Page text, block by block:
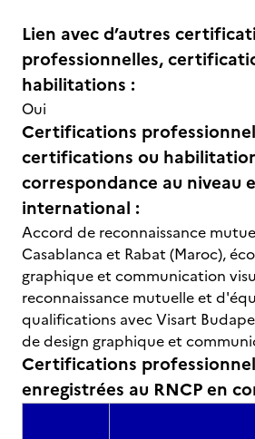
Lien avec d’autres
professionnelles,
habilitations :
Oui
Certifications
certifications ou
correspondance au niveau
international :
Accord de reconnaissance
Casablanca et Rabat (Maroc),
graphique et communication
reconnaissance mutuelle et
qualifications avec Visart
de design graphique et
Certifications
enregistrées au RNCP en